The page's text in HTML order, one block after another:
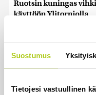
Suostumus
Tietojesi vastuullinen
Ruotsin kuningas
käyttöön Ylitorniolla
Keskustan Siika-aho
hänestä on Ylen
hintaa”